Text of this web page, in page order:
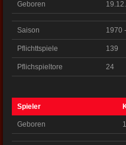
Geboren
Saison 1970
Pflichttspiele 139
Pflichspieltore 24
Spieler
Geboren